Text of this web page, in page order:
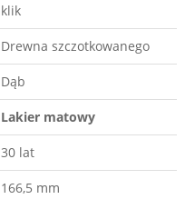
klik
Drewna szczotkowanego
Dąb
Lakier matowy
30 lat
166,5 mm